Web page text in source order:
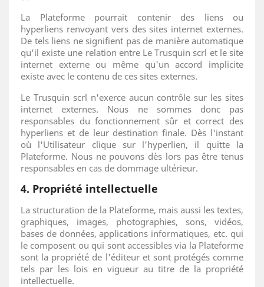
La Plateforme pourrait contenir des liens ou
hyperliens renvoyant vers des sites internet externes.
De tels liens ne signifient pas de manière automatique
qu'il existe une relation entre Le Trusquin scrl et le site
internet externe ou même qu'un accord implicite
existe avec le contenu de ces sites externes.
Le Trusquin scrl n'exerce aucun contrôle sur les sites
internet externes. Nous ne sommes donc pas
responsables du fonctionnement sûr et correct des
hyperliens et de leur destination finale. Dès l'instant
où l'Utilisateur clique sur l'hyperlien, il quitte la
Plateforme. Nous ne pouvons dès lors pas être tenus
responsables en cas de dommage ultérieur.
4. Propriété intellectuelle
La structuration de la Plateforme, mais aussi les textes,
graphiques, images, photographies, sons, vidéos,
bases de données, applications informatiques, etc. qui
le composent ou qui sont accessibles via la Plateforme
sont la propriété de l'éditeur et sont protégés comme
tels par les lois en vigueur au titre de la propriété
intellectuelle.